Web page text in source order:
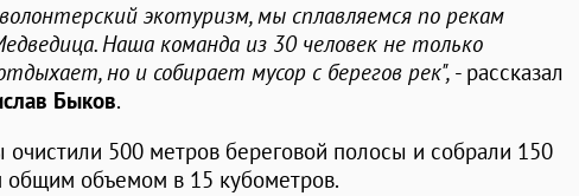
экотуризм, мы сплавляемся по рекам
Наша команда из 30 человек не только
но и собирает мусор с берегов рек", - рассказал
Быков.
очистили 500 метров береговой полосы и собрали 150
объемом в 15 кубометров.